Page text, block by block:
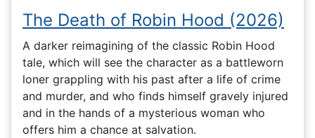
The Death of Robin Hood (2026)
A darker reimagining of the classic Robin Hood
tale, which will see the character as a battleworn
loner grappling with his past after a life of crime
and murder, and who finds himself gravely injured
and in the hands of a mysterious woman who
offers him a chance at salvation.